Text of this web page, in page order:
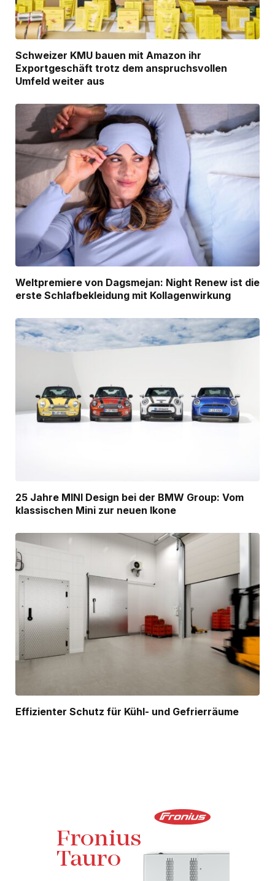
Schweizer KMU bauen mit Amazon ihr
Exportgeschäft trotz dem anspruchsvollen
Umfeld weiter aus
Weltpremiere von Dagsmejan: Night Renew ist die
erste Schlafbekleidung mit Kollagenwirkung
25 Jahre MINI Design bei der BMW Group: Vom
klassischen Mini zur neuen Ikone
Effizienter Schutz für Kühl- und Gefrierräume